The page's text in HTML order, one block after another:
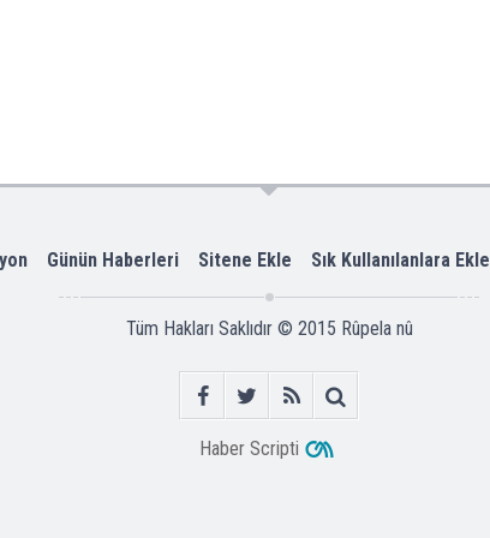
Günün Haberleri Sitene Ekle Sık Kullanılanlara Ekle
Tüm Hakları Saklıdır © 2015 Rûpela nû
Haber Scripti